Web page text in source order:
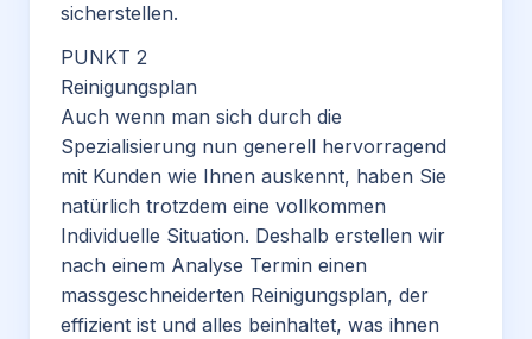
sicherstellen.
PUNKT 2
Reinigungsplan
Auch wenn man sich durch die
Spezialisierung nun generell hervorragend
mit Kunden wie Ihnen auskennt, haben Sie
natürlich trotzdem eine vollkommen
Individuelle Situation. Deshalb erstellen wir
nach einem Analyse Termin einen
massgeschneiderten Reinigungsplan, der
effizient ist und alles beinhaltet, was ihnen